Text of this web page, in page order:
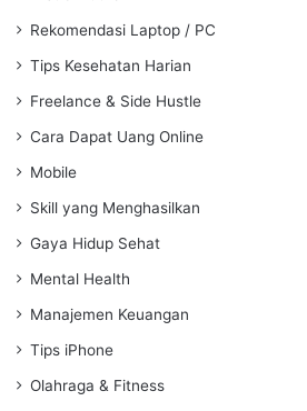
Rekomendasi Laptop / PC
Tips Kesehatan Harian
Freelance & Side Hustle
Cara Dapat Uang Online
Mobile
Skill yang Menghasilkan
Gaya Hidup Sehat
Mental Health
Manajemen Keuangan
Tips iPhone
Olahraga & Fitness